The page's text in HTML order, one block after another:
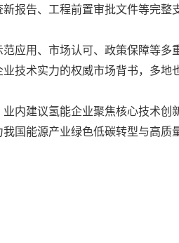
报告、工程前置审批文件等完整
应用、市场认可、政策保障等
技术实力的权威市场背书，多地
内建议氢能企业聚焦核心技术
国能源产业绿色低碳转型与高质